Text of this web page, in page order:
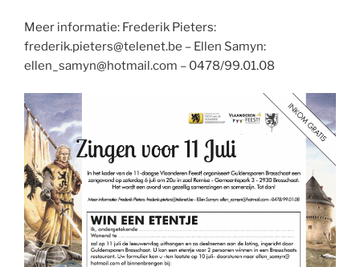
Meer informatie: Frederik Pieters:
frederik.pieters@telenet.be – Ellen Samyn:
ellen_samyn@hotmail.com – 0478/99.01.08